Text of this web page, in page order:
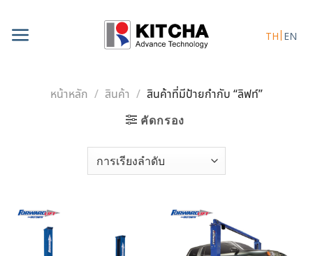
content
TH EN
หน้าหลัก / สินค้า / สินค้าที่มีป้ายกำกับ “ลิฟท์”
คัดกรอง